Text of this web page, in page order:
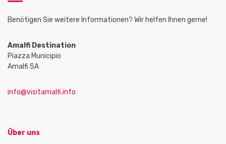
Benötigen Sie weitere Informationen? Wir helfen Ihnen gerne!
Amalfi Destination
Piazza Municipio
Amalfi SA
info@visitamalfi.info
Über uns